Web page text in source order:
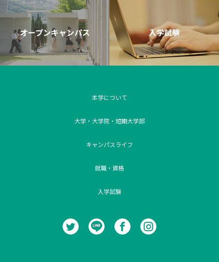
オープンキャンパス 入学試験
本学について
大学・大学院・短期大学部
キャンパスライフ
就職・資格
入学試験